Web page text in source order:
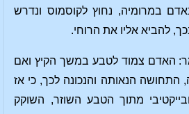
במרומיה, נחוץ לקוסמוס ונדרש
להביא אליו את הרוחי.
האדם צמוד לטבע במשך הקיץ ואם
הנאותה והנכונה לכך, כי אז
מתוך הטבע השוזר, השוקק